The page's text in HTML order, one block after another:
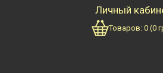
Личный
Товаров: 0 (0